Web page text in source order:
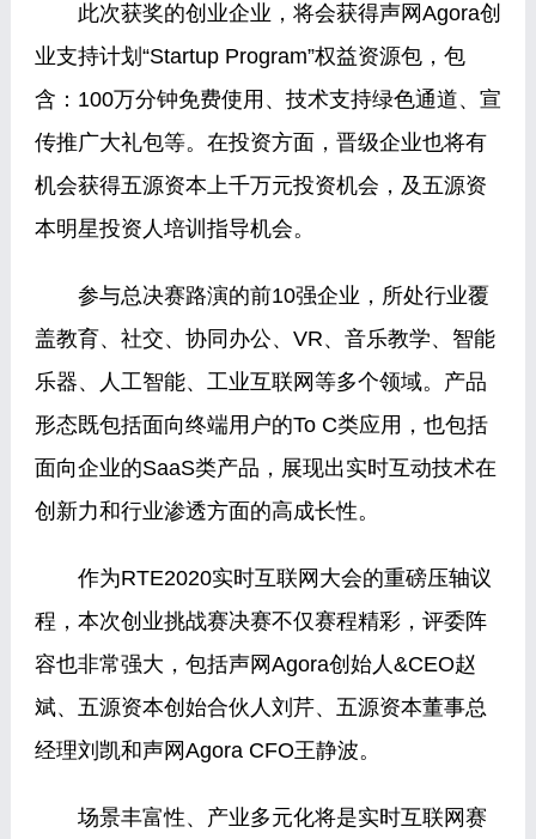
此次获奖的创业企业，将会获得声网Agora创
业支持计划“Startup Program”权益资源包，包
含：100万分钟免费使用、技术支持绿色通道、宣
传推广大礼包等。在投资方面，晋级企业也将有
机会获得五源资本上千万元投资机会，及五源资
本明星投资人培训指导机会。
参与总决赛路演的前10强企业，所处行业覆
盖教育、社交、协同办公、VR、音乐教学、智能
乐器、人工智能、工业互联网等多个领域。产品
形态既包括面向终端用户的To C类应用，也包括
面向企业的SaaS类产品，展现出实时互动技术在
创新力和行业渗透方面的高成长性。
作为RTE2020实时互联网大会的重磅压轴议
程，本次创业挑战赛决赛不仅赛程精彩，评委阵
容也非常强大，包括声网Agora创始人&CEO赵
斌、五源资本创始合伙人刘芹、五源资本董事总
经理刘凯和声网Agora CFO王静波。
场景丰富性、产业多元化将是实时互联网赛